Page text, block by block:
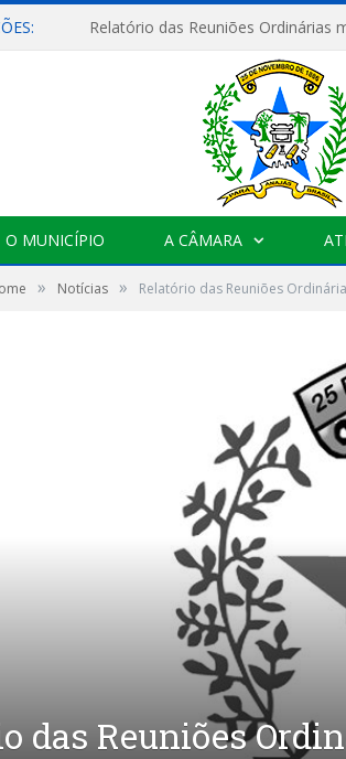
Relatório das Reuniões Ordinárias
O MUNICÍPIO A CÂMARA
» Notícias » Relatório das Reuniões
das Reuniões